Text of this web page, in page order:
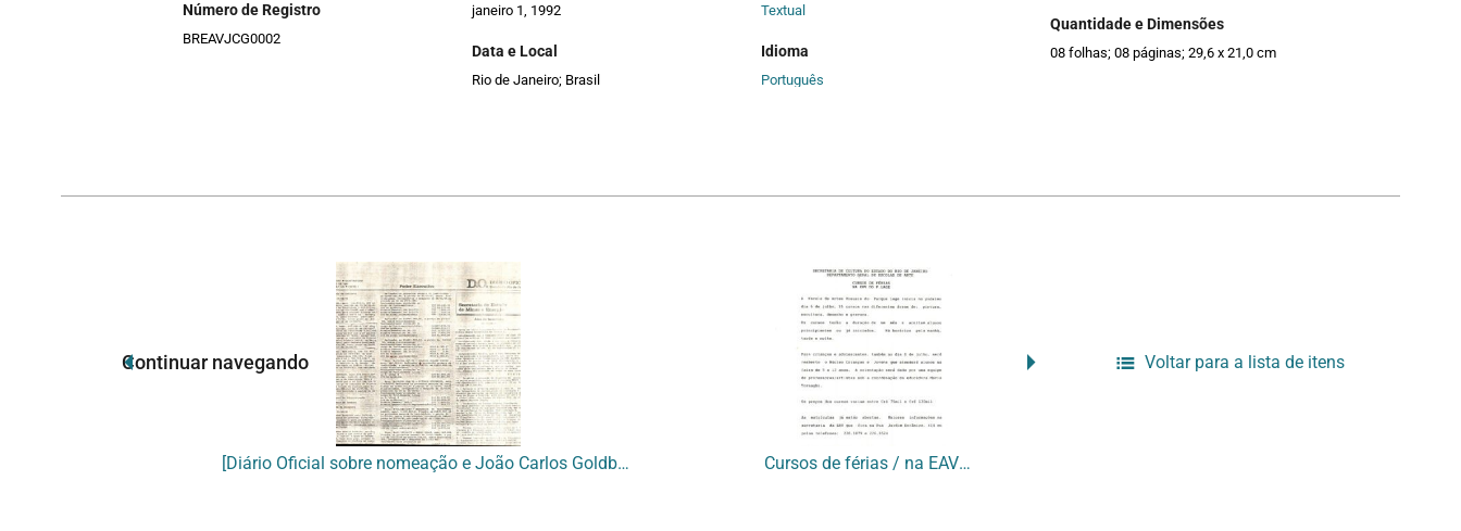
Número de Registro
BREAVJCG0002
janeiro 1, 1992
Data e Local
Rio de Janeiro; Brasil
Textual
Idioma
Português
Quantidade e Dimensões
08 folhas; 08 páginas; 29,6 x 21,0 cm
Continuar navegando
[Diário Oficial sobre nomeação e João Carlos Goldberg a diretor da EAV] Cursos de férias / na EAV do P. Lage
Voltar para a lista de itens